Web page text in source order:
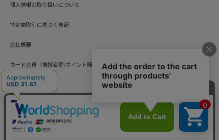
個人情報の取り扱いについて
特定商取引に基づく表記
会社概要
カード会員（情報変更/ポイント照会）
お問い合わせ